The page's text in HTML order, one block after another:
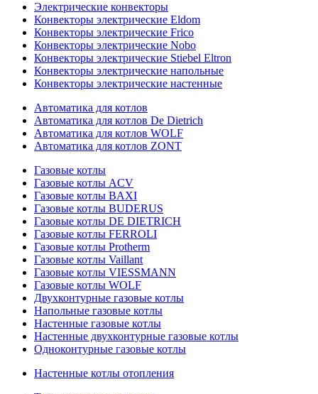
Электрические конвекторы
Конвекторы электрические Eldom
Конвекторы электрические Frico
Конвекторы электрические Nobo
Конвекторы электрические Stiebel Eltron
Конвекторы электрические напольные
Конвекторы электрические настенные
Автоматика для котлов
Автоматика для котлов De Dietrich
Автоматика для котлов WOLF
Автоматика для котлов ZONT
Газовые котлы
Газовые котлы ACV
Газовые котлы BAXI
Газовые котлы BUDERUS
Газовые котлы DE DIETRICH
Газовые котлы FERROLI
Газовые котлы Protherm
Газовые котлы Vaillant
Газовые котлы VIESSMANN
Газовые котлы WOLF
Двухконтурные газовые котлы
Напольные газовые котлы
Настенные газовые котлы
Настенные двухконтурные газовые котлы
Одноконтурные газовые котлы
Настенные котлы отопления